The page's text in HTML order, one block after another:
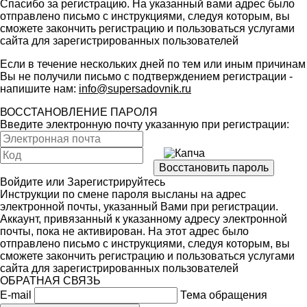
Спасибо за регистрацию. На указанный вами адрес было
отправлено письмо с инструкциями, следуя которым, вы
сможете закончить регистрацию и пользоваться услугами
сайта для зарегистрированных пользователей
Если в течение нескольких дней по тем или иным причинам
Вы не получили письмо с подтверждением регистрации -
напишите нам: info@supersadovnik.ru
ВОССТАНОВЛЕНИЕ ПАРОЛЯ
Введите электронную почту указанную при регистрации:
Войдите или Зарегистрируйтесь
Инструкции по смене пароля высланы на адрес
электронной почты, указанный Вами при регистрации.
Аккаунт, привязанный к указанному адресу электронной
почты, пока не активирован. На этот адрес было
отправлено письмо с инструкциями, следуя которым, вы
сможете закончить регистрацию и пользоваться услугами
сайта для зарегистрированных пользователей
ОБРАТНАЯ СВЯЗЬ
E-mail
Тема обращения